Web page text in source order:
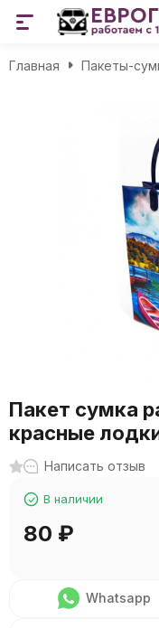
Главная Пакеты-
Пакет сумка
красные
Написать отзыв
В наличии
80 ₽
Whatsapp